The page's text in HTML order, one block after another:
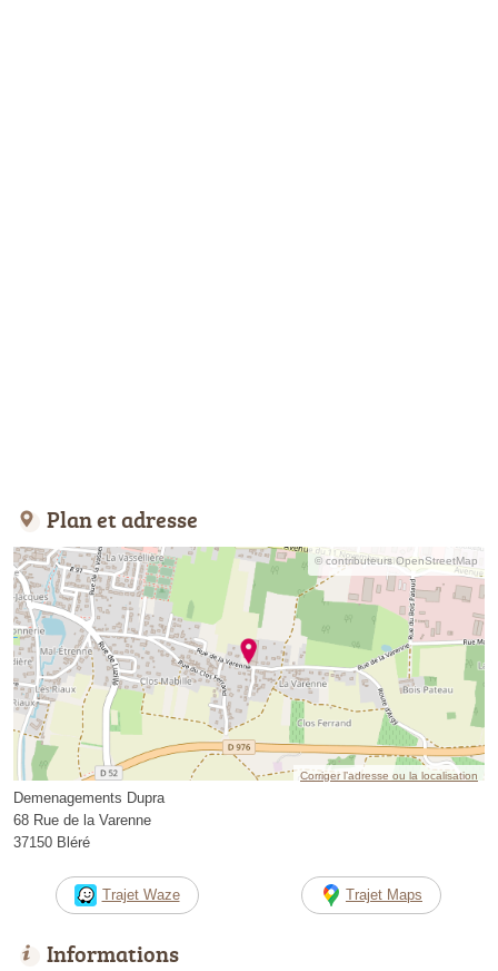
Plan et adresse
© contributeurs OpenStreetMap
Corriger l’adresse ou la localisation
Demenagements Dupra
68 Rue de la Varenne
37150 Bléré
Trajet Waze Trajet Maps
Informations